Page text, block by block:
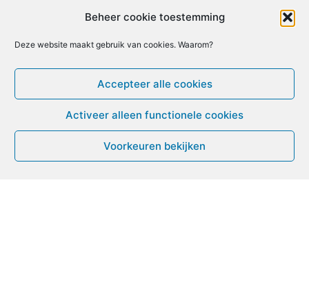
Beheer cookie toestemming
Deze website maakt gebruik van cookies. Waarom?
Accepteer alle cookies
Activeer alleen functionele cookies
Voorkeuren bekijken
20 21
25 26 27 28 29